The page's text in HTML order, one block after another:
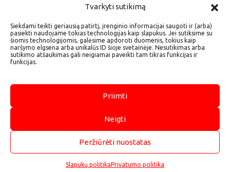
Tvarkyti sutikimą
Siekdami teikti geriausią patirtį, įrenginio informacijai saugoti ir (arba)
pasiekti naudojame tokias technologijas kaip slapukus. Jei sutiksime su
šiomis technologijomis, galėsime apdoroti duomenis, tokius kaip
naršymo elgsena arba unikalūs ID šioje svetainėje. Nesutikimas arba
sutikimo atšaukimas gali neigiamai paveikti tam tikras funkcijas ir
funkcijas.
Priimti
Neigti
Peržiūrėti nuostatas
Slapukų politikaPrivatumo politika
Rekvizitai
UAB TECHNOGAJA
Įmonės kodas 300581327
PVM kodas LT100002828318
AS LT457044060005602978
TGFilters © 2026 All Rights Reserved.